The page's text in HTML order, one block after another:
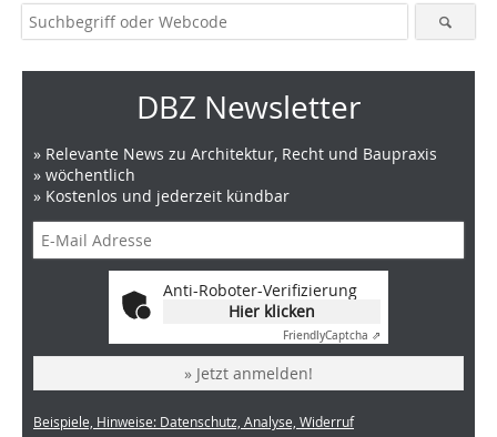
DBZ Newsletter
» Relevante News zu Architektur, Recht und Baupraxis
» wöchentlich
» Kostenlos und jederzeit kündbar
Anti-Roboter-Verifizierung
Hier klicken
FriendlyCaptcha ⇗
» Jetzt anmelden!
Beispiele, Hinweise: Datenschutz, Analyse, Widerruf